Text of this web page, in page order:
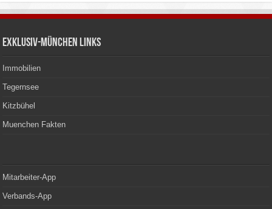
Exklusiv-München Links
Immobilien
Tegernsee
Kitzbühel
Muenchen Fakten
Mitarbeiter-App
Verbands-App